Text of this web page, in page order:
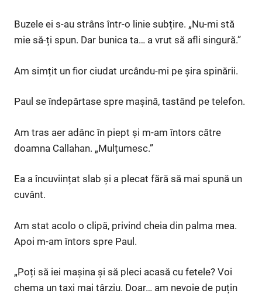
Buzele ei s-au strâns într-o linie subțire. „Nu-mi stă
mie să-ți spun. Dar bunica ta… a vrut să afli singură.”
Am simțit un fior ciudat urcându-mi pe șira spinării.
Paul se îndepărtase spre mașină, tastând pe telefon.
Am tras aer adânc în piept și m-am întors către
doamna Callahan. „Mulțumesc.”
Ea a încuviințat slab și a plecat fără să mai spună un
cuvânt.
Am stat acolo o clipă, privind cheia din palma mea.
Apoi m-am întors spre Paul.
„Poți să iei mașina și să pleci acasă cu fetele? Voi
chema un taxi mai târziu. Doar… am nevoie de puțin